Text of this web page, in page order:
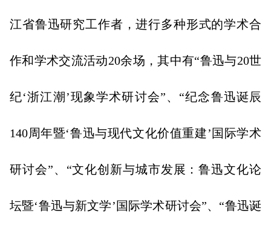
江省鲁迅研究工作者，进行多种形式的学术合
作和学术交流活动20余场，其中有“鲁迅与20世
纪‘浙江潮’现象学术研讨会”、“纪念鲁迅诞辰
140周年暨‘鲁迅与现代文化价值重建’国际学术
研讨会”、“文化创新与城市发展：鲁迅文化论
坛暨‘鲁迅与新文学’国际学术研讨会”、“鲁迅诞